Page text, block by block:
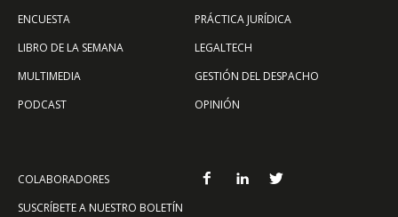
ENCUESTA
LIBRO DE LA SEMANA
MULTIMEDIA
PODCAST
PRÁCTICA JURÍDICA
LEGALTECH
GESTIÓN DEL DESPACHO
OPINIÓN
COLABORADORES
SUSCRÍBETE A NUESTRO BOLETÍN